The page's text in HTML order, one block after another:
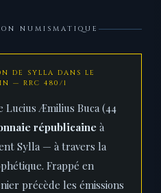
NUMISMATIQUE
DE SYLLA DANS LE
— RRC 480/1
Lucius Æmilius Buca (44
républicaineà
Sylla — à travers la
Frappé en
précède les émissions